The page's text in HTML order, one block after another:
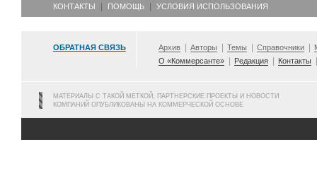
КОНТАКТЫ ПОМОЩЬ УСЛОВИЯ ИСПОЛЬЗОВАНИЯ
ОБРАТНАЯ СВЯЗЬ Архив Авторы Темы Справочники
О «Коммерсанте»
Редакция Контакты
МАТЕРИАЛЫ С ТАКОЙ МЕТКОЙ, ПАРТНЕРСКИЕ ПРОЕКТЫ И НОВОСТИ
КОМПАНИЙ ОПУБЛИКОВАНЫ НА КОММЕРЧЕСКОЙ ОСНОВЕ